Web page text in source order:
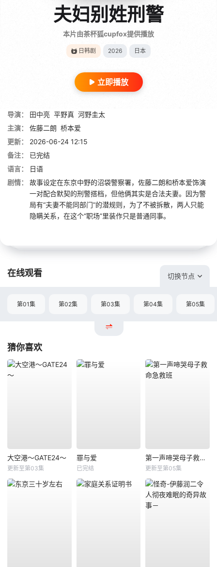
夫妇别姓刑警
本片由茶杯狐cupfox提供播放
日韩剧 2026 日本
立即播放
导演： 田中亮 平野真 河野圭太
主演：
佐藤二朗 桥本爱
更新：
2026-06-24 12:15
备注：
已完结
语言：
日语
剧情：
故事设定在东京中野的沼袋警察署，佐藤二朗和桥本爱饰演
一对配合默契的刑警搭档，但他俩其实是合法夫妻。因为警
局有“夫妻不能同部门”的潜规则，为了不被拆散，两人只能
隐瞒关系，在这个“职场”里装作只是普通同事。
在线观看 切换节点
第01集 第02集 第03集 第04集 第05集
猜你喜欢
大空港～GATE24～
更新至第03集
罪与爱
已完结
第一声啼哭母子救命急救班
更新至第05集